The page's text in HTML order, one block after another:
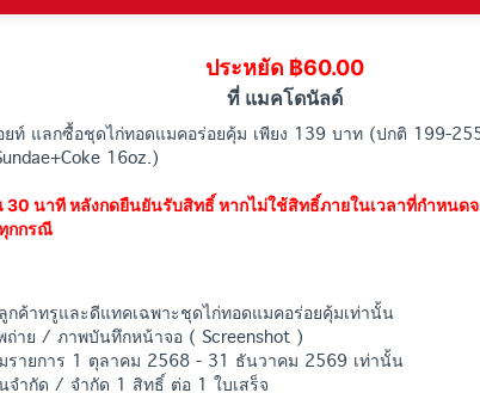
ประหยัด ฿60.00
ที่ แมคโดนัลด์
ท์ แลกซื้อชุดไก่ทอดแมคอร่อยคุ้ม เพียง 139 บาท (ปกติ 199-
16oz.)
30 นาที หลังกดยืนยันรับสิทธิ์ หากไม่ใช้สิทธิ์ภายในเวลาที่กำหนด
กกรณี
กค้าทรูและดีแทคเฉพาะชุดไก่ทอดแมคอร่อยคุ้มเท่านั้น
ถ่าย / ภาพบันทึกหน้าจอ ( Screenshot )
มรายการ 1 ตุลาคม 2568 - 31 ธันวาคม 2569 เท่านั้น
จำกัด / จำกัด 1 สิทธิ์ ต่อ 1 ใบเสร็จ